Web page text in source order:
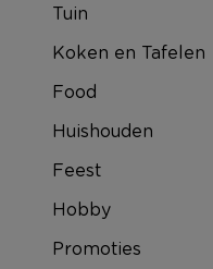
Tuin
Koken en Tafelen
Food
Huishouden
Feest
Hobby
Promoties